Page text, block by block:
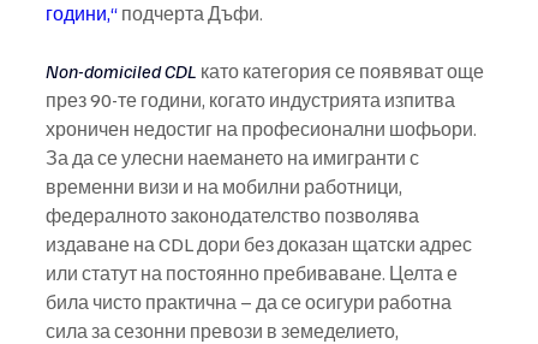
години,“ подчерта Дъфи.
Non-domiciled CDL като категория се появяват още
през 90-те години, когато индустрията изпитва
хроничен недостиг на професионални шофьори.
За да се улесни наемането на имигранти с
временни визи и на мобилни работници,
федералното законодателство позволява
издаване на CDL дори без доказан щатски адрес
или статут на постоянно пребиваване. Целта е
била чисто практична – да се осигури работна
сила за сезонни превози в земеделието,